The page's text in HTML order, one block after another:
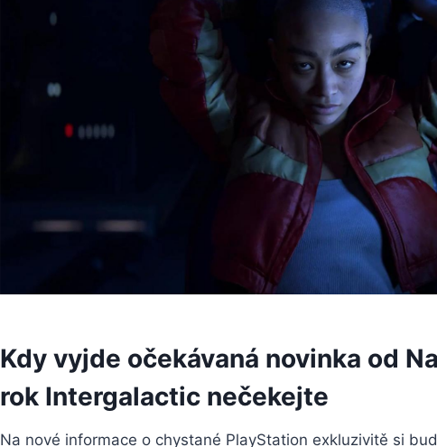
Kdy vyjde očekávaná novinka od
rok Intergalactic nečekejte
Na nové informace o chystané PlayStation exkluzivitě si